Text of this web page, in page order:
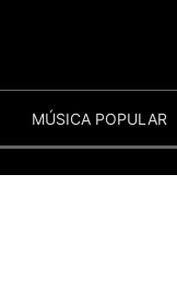
MÚSICA POPULAR